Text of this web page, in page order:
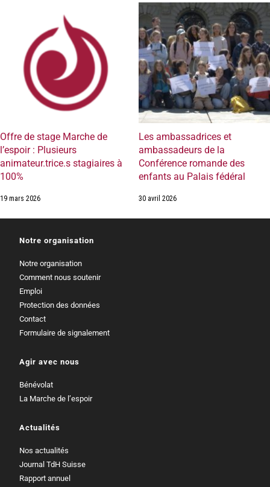
Offre de stage Marche de
l’espoir : Plusieurs
animateur.trice.s stagiaires à
100%
19 mars 2026
Les ambassadrices et
ambassadeurs de la
Conférence romande des
enfants au Palais fédéral
30 avril 2026
Notre organisation
Notre organisation
Comment nous soutenir
Emploi
Protection des données
Contact
Formulaire de signalement
Agir avec nous
Bénévolat
La Marche de l’espoir
Actualités
Nos actualités
Journal TdH Suisse
Rapport annuel